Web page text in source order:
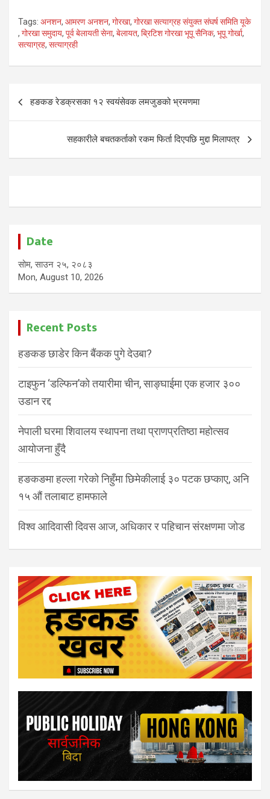
Tags: अनशन, आमरण अनशन, गोरखा, गोरखा सत्याग्रह संयुक्त संघर्ष समिति यूके
, गोरखा समुदाय, पूर्व बेलायती सेना, बेलायत, ब्रिटिश गोरखा भूपू सैनिक, भूपू गोर्खा,
सत्याग्रह, सत्याग्रही
Post
navigation
हङकङ रेडक्रसका १२ स्वयंसेवक लमजुङको भ्रमणमा
सहकारीले बचतकर्ताको रकम फिर्ता दिएपछि मुद्दा मिलापत्र
Date
सोम, साउन २५, २०८३
Mon, August 10, 2026
Recent Posts
हङकङ छाडेर किन बैंकक पुगे देउबा?
टाइफुन ‘डल्फिन’को तयारीमा चीन, साङ्घाईमा एक हजार ३००
उडान रद्द
नेपाली घरमा शिवालय स्थापना तथा प्राणप्रतिष्ठा महोत्सव
आयोजना हुँदै
हङकङमा हल्ला गरेको निहुँमा छिमेकीलाई ३० पटक छप्काए, अनि
१५ औं तलाबाट हामफाले
विश्व आदिवासी दिवस आज, अधिकार र पहिचान संरक्षणमा जोड